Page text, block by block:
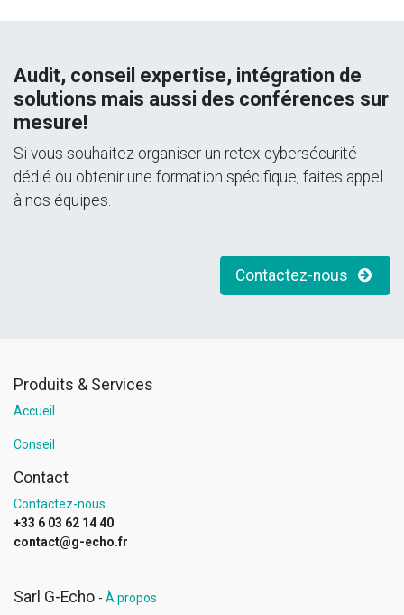
Audit, conseil expertise, intégration de
solutions mais aussi des conférences sur
mesure!
Si vous souhaitez organiser un retex cybersécurité
dédié ou obtenir une formation spécifique, faites appel
à nos équipes.
Contactez-nous
Produits & Services
Accueil
Conseil
Contact
Contactez-nous
+33 6 03 62 14 40
contact@g-echo.fr
Sarl G-Echo - À propos